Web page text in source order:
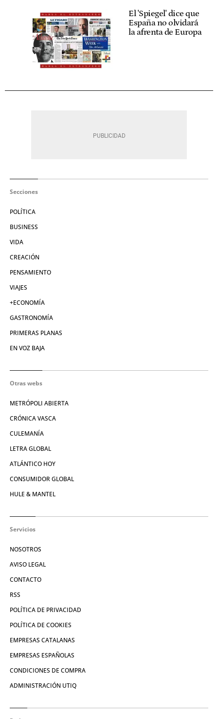
El 'Spiegel' dice que
España no olvidará
la afrenta de Europa
Secciones
POLÍTICA
BUSINESS
VIDA
CREACIÓN
PENSAMIENTO
VIAJES
+ECONOMÍA
GASTRONOMÍA
PRIMERAS PLANAS
EN VOZ BAJA
Otras webs
METRÓPOLI ABIERTA
CRÓNICA VASCA
CULEMANÍA
LETRA GLOBAL
ATLÁNTICO HOY
CONSUMIDOR GLOBAL
HULE & MANTEL
Servicios
NOSOTROS
AVISO LEGAL
CONTACTO
RSS
POLÍTICA DE PRIVACIDAD
POLÍTICA DE COOKIES
EMPRESAS CATALANAS
EMPRESAS ESPAÑOLAS
CONDICIONES DE COMPRA
ADMINISTRACIÓN UTIQ